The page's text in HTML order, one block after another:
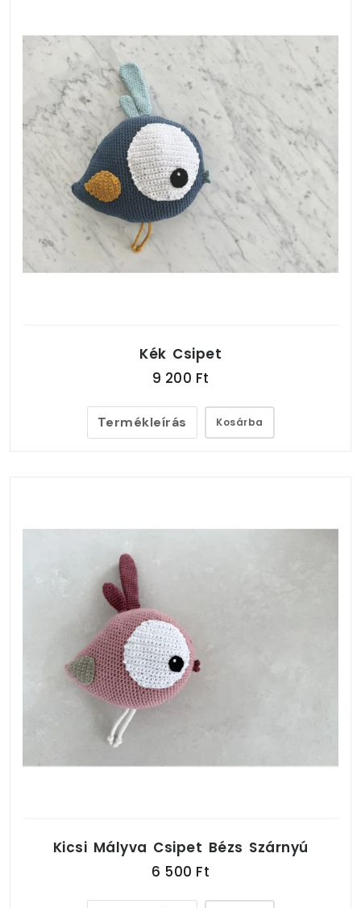
Kék Csipet
9 200 Ft
Termékleírás Kosárba
Kicsi Mályva Csipet Bézs Szárnyú
6 500 Ft